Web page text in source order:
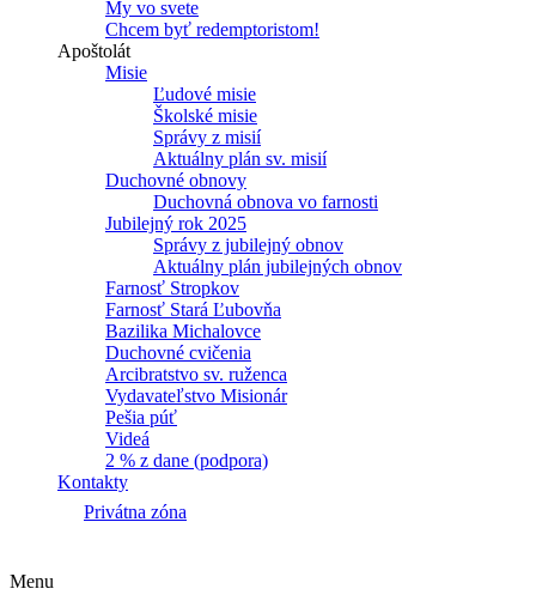
My vo svete
Chcem byť redemptoristom!
Apoštolát
Misie
Ľudové misie
Školské misie
Správy z misií
Aktuálny plán sv. misií
Duchovné obnovy
Duchovná obnova vo farnosti
Jubilejný rok 2025
Správy z jubilejný obnov
Aktuálny plán jubilejných obnov
Farnosť Stropkov
Farnosť Stará Ľubovňa
Bazilika Michalovce
Duchovné cvičenia
Arcibratstvo sv. ruženca
Vydavateľstvo Misionár
Pešia púť
Videá
2 % z dane (podpora)
Kontakty
Privátna zóna
Menu